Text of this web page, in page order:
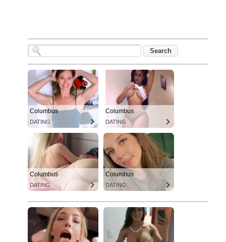
Columbus
DATING
Columbus
DATING
Columbus
DATING
Columbus
DATING